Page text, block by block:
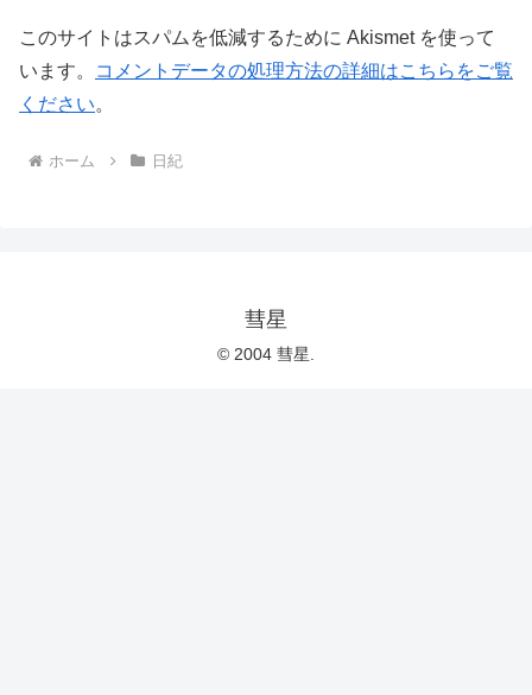
このサイトはスパムを低減するために Akismet を使って
います。
コメントデータの処理方法の詳細はこちらをご覧
ください。
ホーム 日紀
彗星
© 2004 彗星.